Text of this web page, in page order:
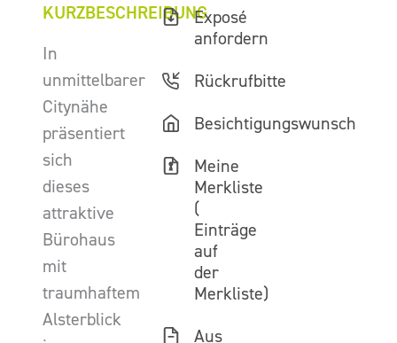
KURZBESCHREIBUNG
In
unmittelbarer
Citynähe
präsentiert
sich
dieses
attraktive
Bürohaus
mit
traumhaftem
Alsterblick
Exposé
anfordern
Rückrufbitte
Besichtigungswunsch
Meine
Merkliste
(
Einträge
auf
der
Merkliste)
Aus